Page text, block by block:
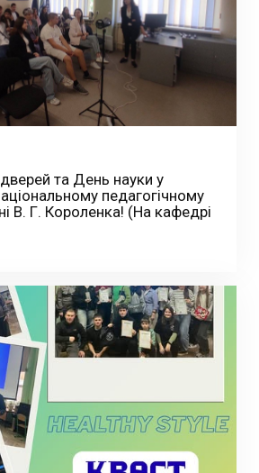
та День науки у
педагогічному
В. Г. Короленка! (На кафедрі